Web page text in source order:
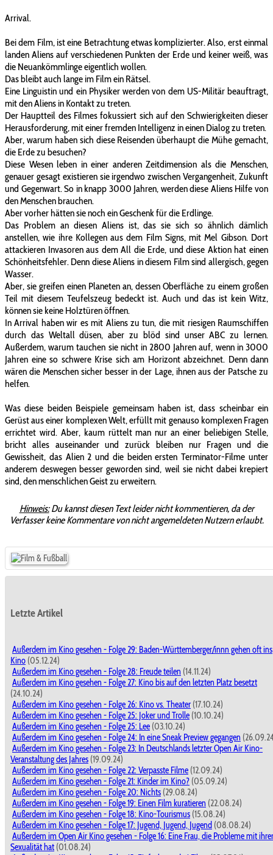
Arrival.
Bei dem Film, ist eine Betrachtung etwas komplizierter. Also, erst einmal
landen Aliens auf verschiedenen Punkten der Erde und keiner weiß, was
die Neuankömmlinge eigentlich wollen.
Das bleibt auch lange im Film ein Rätsel.
Eine Linguistin und ein Physiker werden von dem US-Militär beauftragt,
mit den Aliens in Kontakt zu treten.
Der Hauptteil des Filmes fokussiert sich auf den Schwierigkeiten dieser
Herausforderung, mit einer fremden Intelligenz in einen Dialog zu treten.
Aber, warum haben sich diese Reisenden überhaupt die Mühe gemacht,
die Erde zu besuchen?
Diese Wesen leben in einer anderen Zeitdimension als die Menschen,
genauer gesagt existieren sie irgendwo zwischen Vergangenheit, Zukunft
und Gegenwart. So in knapp 3000 Jahren, werden diese Aliens Hilfe von
den Menschen brauchen.
Aber vorher hätten sie noch ein Geschenk für die Erdlinge.
Das Problem an diesen Aliens ist, das sie sich so ähnlich dämlich
anstellen, wie ihre Kollegen aus dem Film Signs, mit Mel Gibson. Dort
attackieren Invasoren aus dem All die Erde, und diese Aktion hat einen
Schönheitsfehler. Denn diese Aliens in diesem Film sind allergisch, gegen
Wasser.
Aber, sie greifen einen Planeten an, dessen Oberfläche zu einem großen
Teil mit diesem Teufelszeug bedeckt ist. Auch und das ist kein Witz,
können sie keine Holztüren öffnen.
In Arrival haben wir es mit Aliens zu tun, die mit riesigen Raumschiffen
durch das Weltall düsen, aber zu blöd sind unser ABC zu lernen.
Außerdem, warum tauchen sie nicht in 2800 Jahren auf, wenn in 3000
Jahren eine so schwere Krise sich am Horizont abzeichnet. Denn dann
wären die Menschen sicher besser in der Lage, ihnen aus der Patsche zu
helfen.
Was diese beiden Beispiele gemeinsam haben ist, dass scheinbar ein
Gerüst aus einer komplexen Welt, erfüllt mit genauso komplexen Fragen
errichtet wird. Aber, kaum rüttelt man nur an einer beliebigen Stelle,
bricht alles auseinander und zurück bleiben nur Fragen und die
Gewissheit, das Alien 2 und die beiden ersten Terminator-Filme unter
anderem deswegen besser geworden sind, weil sie nicht dabei krepiert
sind, den menschlichen Geist zu erweitern.
Hinweis:Du kannst diesen Text leider nicht kommentieren, da der
Verfasser keine Kommentare von nicht angemeldeten Nutzern erlaubt.
Letzte Artikel
Außerdem im Kino gesehen - Folge 29: Baden-Württemberger/innn gehen oft ins
Kino (05.12.24)
Außerdem im Kino gesehen - Folge 28: Freude teilen (14.11.24)
Außerdem im Kino gesehen - Folge 27: Kino bis auf den letzten Platz besetzt
(24.10.24)
Außerdem im Kino gesehen - Folge 26: Kino vs. Theater (17.10.24)
Außerdem im Kino gesehen - Folge 25: Joker und Trolle (10.10.24)
Außerdem im Kino gesehen - Folge 25: Lee (03.10.24)
Außerdem im Kino gesehen - Folge 24: In eine Sneak Preview gegangen
Außerdem im Kino gesehen - Folge 23: In Deutschlands letzter Open Air Kino-
Veranstaltung des Jahres (19.09.24)
Außerdem im Kino gesehen - Folge 22: Verpasste Filme (12.09.24)
Außerdem im Kino gesehen - Folge 21: Kinder im Kino? (05.09.24)
Außerdem im Kino gesehen - Folge 20: Nichts (29.08.24)
Außerdem im Kino gesehen - Folge 19: Einen Film kuratieren (22.08.24)
Außerdem im Kino gesehen - Folge 18: Kino-Tourismus (15.08.24)
Außerdem im Kino gesehen - Folge 17: Jugend, Jugend, Jugend (08.08.24)
Außerdem im Open Air Kino gesehen - Folge 16: Eine Frau, die Probleme mit ihrer
Sexualität hat (01.08.24)